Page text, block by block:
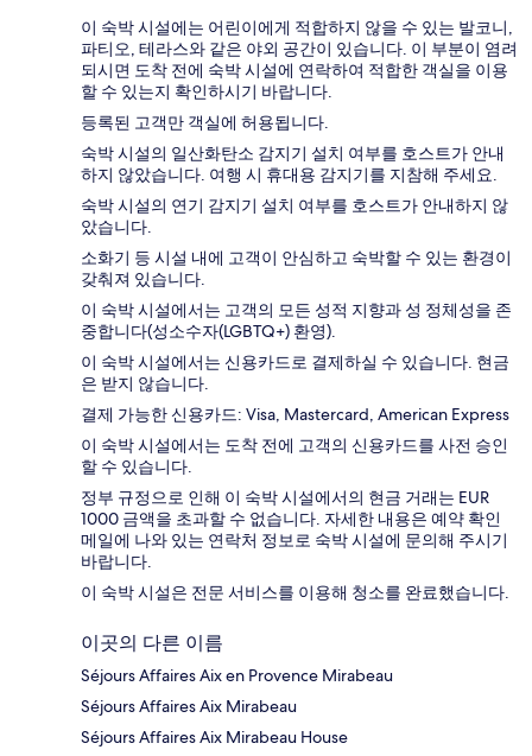
이 숙박 시설에는 어린이에게 적합하지 않을 수 있는 발코니,
파티오, 테라스와 같은 야외 공간이 있습니다. 이 부분이 염려
되시면 도착 전에 숙박 시설에 연락하여 적합한 객실을 이용
할 수 있는지 확인하시기 바랍니다.
등록된 고객만 객실에 허용됩니다.
숙박 시설의 일산화탄소 감지기 설치 여부를 호스트가 안내
하지 않았습니다. 여행 시 휴대용 감지기를 지참해 주세요.
숙박 시설의 연기 감지기 설치 여부를 호스트가 안내하지 않
았습니다.
소화기 등 시설 내에 고객이 안심하고 숙박할 수 있는 환경이
갖춰져 있습니다.
이 숙박 시설에서는 고객의 모든 성적 지향과 성 정체성을 존
중합니다(성소수자(LGBTQ+) 환영).
이 숙박 시설에서는 신용카드로 결제하실 수 있습니다. 현금
은 받지 않습니다.
결제 가능한 신용카드: Visa, Mastercard, American Express
이 숙박 시설에서는 도착 전에 고객의 신용카드를 사전 승인
할 수 있습니다.
정부 규정으로 인해 이 숙박 시설에서의 현금 거래는 EUR
1000 금액을 초과할 수 없습니다. 자세한 내용은 예약 확인
메일에 나와 있는 연락처 정보로 숙박 시설에 문의해 주시기
바랍니다.
이 숙박 시설은 전문 서비스를 이용해 청소를 완료했습니다.
이곳의 다른 이름
Séjours Affaires Aix en Provence Mirabeau
Séjours Affaires Aix Mirabeau
Séjours Affaires Aix Mirabeau House